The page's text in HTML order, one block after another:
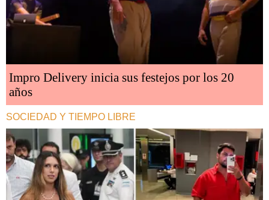
Impro Delivery inicia sus festejos por los 20
años
SOCIEDAD Y TIEMPO LIBRE